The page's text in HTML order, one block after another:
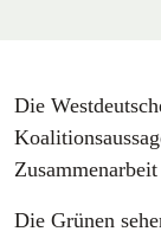
Die
Die Grünen